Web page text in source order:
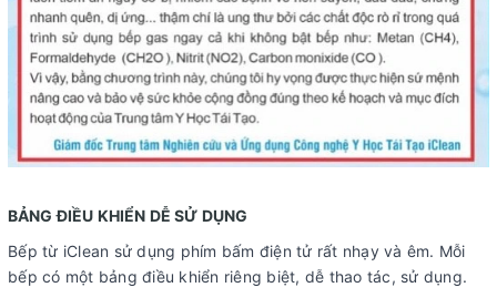
BẢNG ĐIỀU KHIỂN DỄ SỬ DỤNG
Bếp từ iClean sử dụng phím bấm điện tử rất nhạy và êm. Mỗi
bếp có một bảng điều khiển riêng biệt, dễ thao tác, sử dụng.